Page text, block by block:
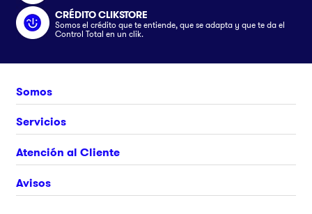
CRÉDITO CLIKSTORE
Somos el crédito que te entiende, que se adapta y que te da el
Control Total en un clik.
Somos
Nosotros
Únete al equipo
Servicios
Crédito Clikstore
Gift Card
Rastrea tu pedido
Atención al Cliente
¿Cómo comprar?
Avisos